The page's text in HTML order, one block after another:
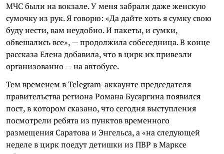
МЧС были на вокзале. У меня забрали даже женскую
сумочку из рук. Я говорю: «Да дайте хоть я сумку свою
буду нести, вам неудобно. И пакеты, и сумки,
обвешались все», — продолжила собеседница. В конце
рассказа Елена добавила, что в цирк их привезли
организованно — на автобусе.
Тем временем в Telegram-аккаунте председателя
правительства региона Романа Бусаргина появился
пост, в котором сказано, что сегодня выступления
посмотрели ребята из пунктов временного
размещения Саратова и Энгельса, а «на следующей
неделе в цирк поедут детишки из ПВР в Марксе